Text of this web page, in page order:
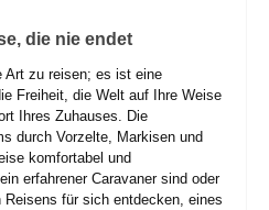
die nie endet
Art zu reisen; es ist eine
Freiheit, die Welt auf Ihre Weise
Ihres Zuhauses. Die
durch Vorzelte, Markisen und
komfortabel und
erfahrener Caravaner sind oder
für sich entdecken, eines